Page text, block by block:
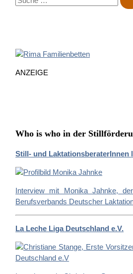
u
n
a
ANZEIGE
Who is who in der
Still- und LaktationsberaterInnen
Interview mit Monika Jahnke,
Berufsverbands Deutscher
La Leche Liga Deutschland e.V.